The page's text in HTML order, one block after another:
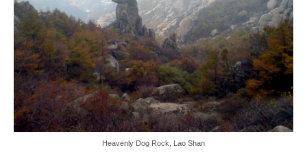
Heavenly Dog Rock, Lao Shan